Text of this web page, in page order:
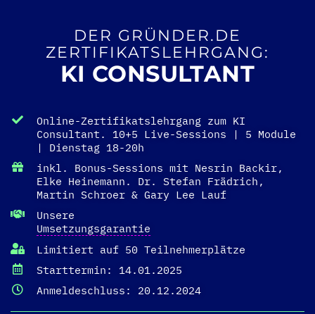
DER GRÜNDER.DE
ZERTIFIKATSLEHRGANG:
KI CONSULTANT
Online-Zertifikatslehrgang zum KI
Consultant. 10+5 Live-Sessions | 5 Module
| Dienstag 18-20h
inkl. Bonus-Sessions mit Nesrin Backir,
Elke Heinemann. Dr. Stefan Frädrich,
Martin Schroer & Gary Lee Lauf
Unsere
Umsetzungsgarantie
Limitiert auf 50 Teilnehmerplätze
Starttermin: 14.01.2025
Anmeldeschluss: 20.12.2024